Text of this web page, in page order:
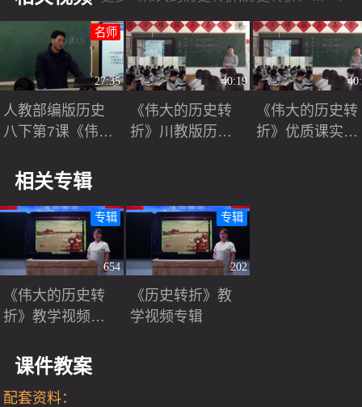
27:35
名师
人教部编版历史
八下第7课《伟大
堂教学视频-张兆
金-特级教师优质
课
40:19
《伟大的历史转
折》川教版历史
《伟大的历史转
折》优质课实录
相关专辑
654
专辑
《伟大的历史转
折》教学视频专
202
专辑
《历史转折》教
学视频专辑
课件教案
配套资料：